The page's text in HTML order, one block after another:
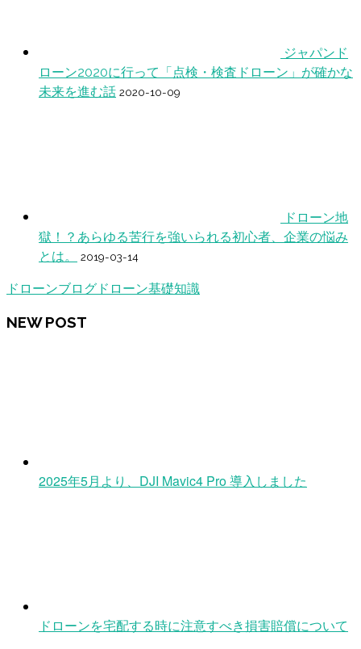
ジャパンド
ローン2020に行って「点検・検査ドローン」が確かな
未来を進む話 2020-10-09
ドローン地
獄！？あらゆる苦行を強いられる初心者、企業の悩み
とは。
2019-03-14
ドローンブログ ドローン基礎知識
NEW POST
2025年5月より、DJI Mavic4 Pro 導入しました
ドローンを宅配する時に注意すべき損害賠償について